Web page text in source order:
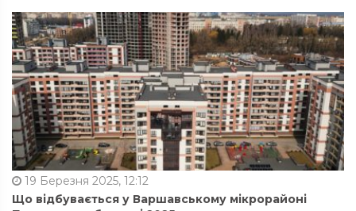
19 Березня 2025, 12:12
Що відбувається у Варшавському мікрорайоні